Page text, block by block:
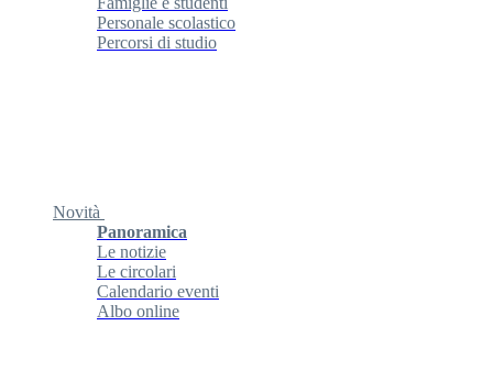
Personale scolastico
Percorsi di studio
Novità
Panoramica
Le notizie
Le circolari
Calendario eventi
Albo online